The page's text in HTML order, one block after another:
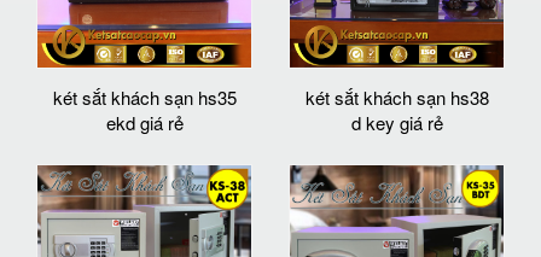
két sắt khách sạn hs35
ekd giá rẻ
két sắt khách sạn hs38
d key giá rẻ